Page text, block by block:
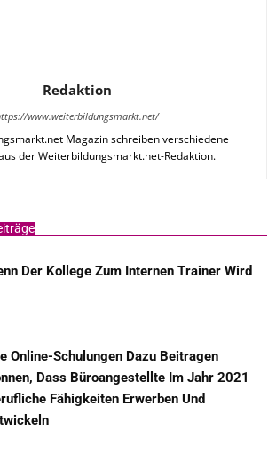
Redaktion
www.weiterbildungsmarkt.net/
Magazin schreiben verschiedene
der Weiterbildungsmarkt.net-Redaktion.
Der Kollege Zum Internen Trainer Wird
Online-Schulungen Dazu Beitragen
Dass Büroangestellte Im Jahr 2021
Fähigkeiten Erwerben Und